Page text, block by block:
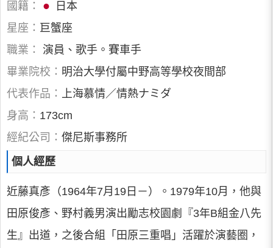
國籍：
日本
星座： 巨蟹座
職業： 演員、歌手。賽車手
畢業院校： 明治大學付屬中野高等學校夜間部
代表作品： 上海慕情／情熱ナミダ
身高： 173cm
經紀公司： 傑尼斯事務所
個人經歷
近藤真彥（1964年7月19日－）。1979年10月，他與
田原俊彥、野村義男演出勵志校園劇『3年B組金八先
生』出道，之後合組「田原三重唱」活躍於演藝圈，